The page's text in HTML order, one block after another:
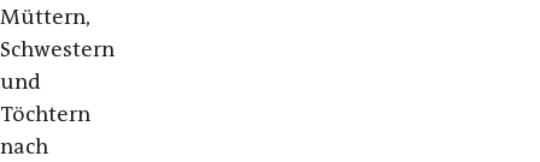
Müttern,
Schwestern
und
Töchtern
nach